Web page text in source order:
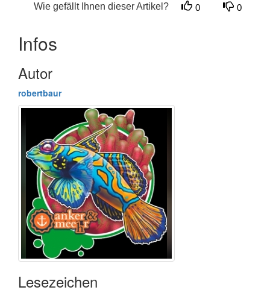
Wie gefällt Ihnen dieser Artikel? 0 0
Infos
Autor
robertbaur
Lesezeichen